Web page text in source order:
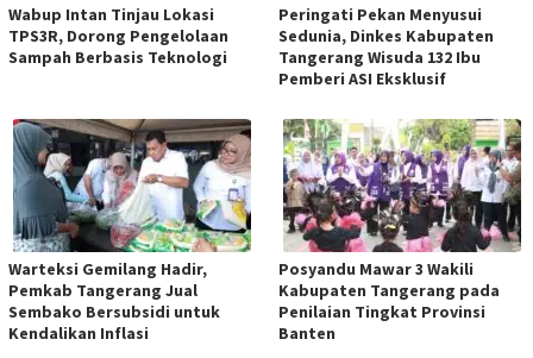
Wabup Intan Tinjau Lokasi
TPS3R, Dorong Pengelolaan
Sampah Berbasis Teknologi
Peringati Pekan Menyusui
Sedunia, Dinkes Kabupaten
Tangerang Wisuda 132 Ibu
Pemberi ASI Eksklusif
Warteksi Gemilang Hadir,
Pemkab Tangerang Jual
Sembako Bersubsidi untuk
Kendalikan Inflasi
Posyandu Mawar 3 Wakili
Kabupaten Tangerang pada
Penilaian Tingkat Provinsi
Banten